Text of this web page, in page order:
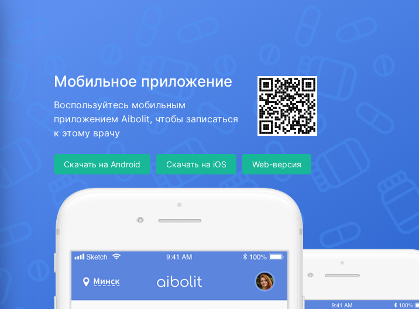
Мобильное приложение
Воспользуйтесь мобильным
приложением Aibolit, чтобы записаться
к этому врачу
Скачать на Android Скачать на iOS Web-версия